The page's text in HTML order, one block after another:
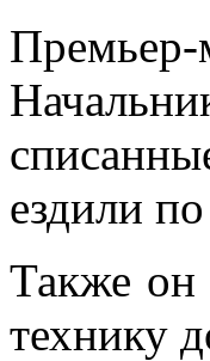
ездили
Также он
технику